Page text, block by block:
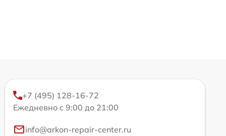
+7 (495) 128-16-72
Ежедневно с 9:00 до 21:00
info@arkon-repair-center.ru